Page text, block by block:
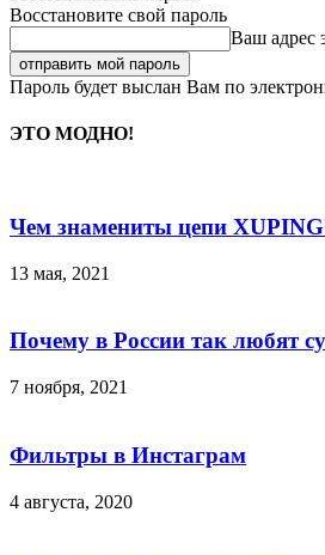
Восстановите свой пароль
Ваш адрес
Пароль будет выслан Вам по
ЭТО МОДНО!
Чем знамениты цепи
13 мая, 2021
Почему в России так любят
7 ноября, 2021
Фильтры в Инстаграм
4 августа, 2020